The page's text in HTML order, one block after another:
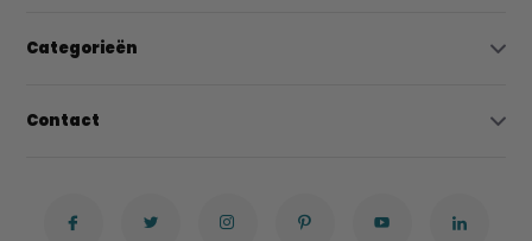
Categorieën
Contact